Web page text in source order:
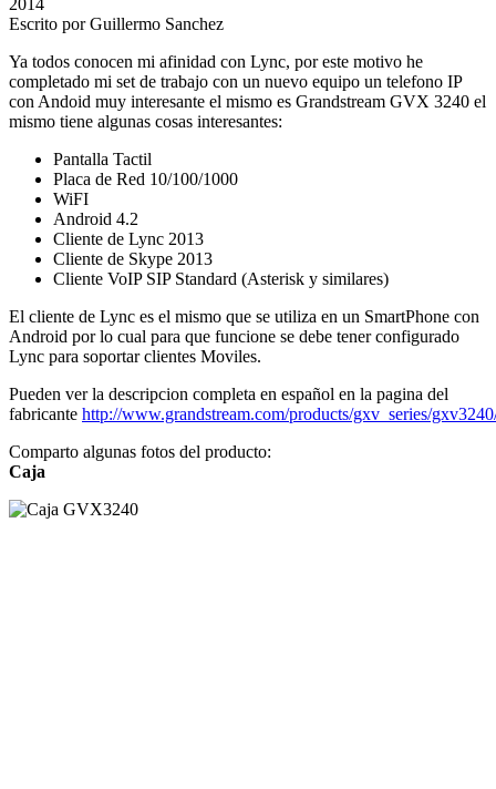
Escrito por Guillermo Sanchez
Ya todos conocen mi afinidad con Lync, por este motivo he
completado mi set de trabajo con un nuevo equipo un telefono IP
con Andoid muy interesante el mismo es Grandstream GVX 3240 el
mismo tiene algunas cosas interesantes:
Pantalla Tactil
Placa de Red 10/100/1000
WiFI
Android 4.2
Cliente de Lync 2013
Cliente de Skype 2013
Cliente VoIP SIP Standard (Asterisk y similares)
El cliente de Lync es el mismo que se utiliza en un SmartPhone con
Android por lo cual para que funcione se debe tener configurado
Lync para soportar clientes Moviles.
Pueden ver la descripcion completa en español en la pagina del
fabricante http://www.grandstream.com/products/gxv_series/
Comparto algunas fotos del producto:
Caja